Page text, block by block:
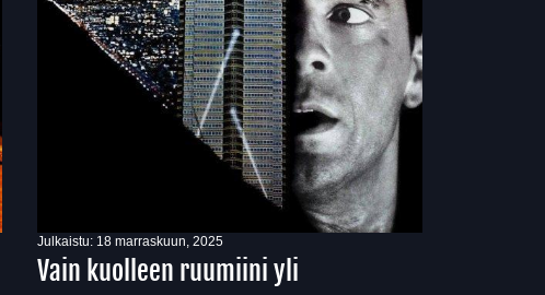
Julkaistu: 18 marraskuun, 2025
Vain kuolleen ruumiini yli